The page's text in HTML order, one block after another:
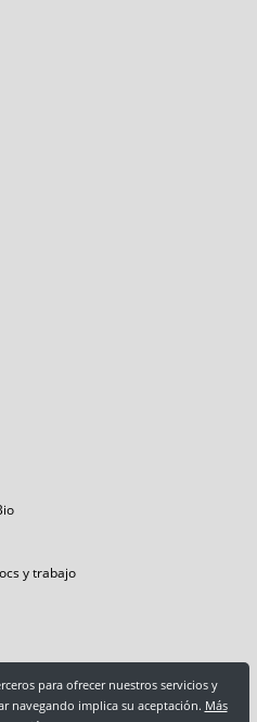
para ofrecer nuestros servicios y
navegando implica su aceptación. Más
y trabajo
Política de cookies